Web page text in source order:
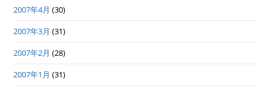
2007年4月 (30)
2007年3月 (31)
2007年2月 (28)
2007年1月 (31)